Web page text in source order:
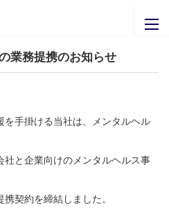
業務提携のお知らせ
手掛ける当社は、メンタルヘル
と企業向けのメンタルヘルス事
契約を締結しました。